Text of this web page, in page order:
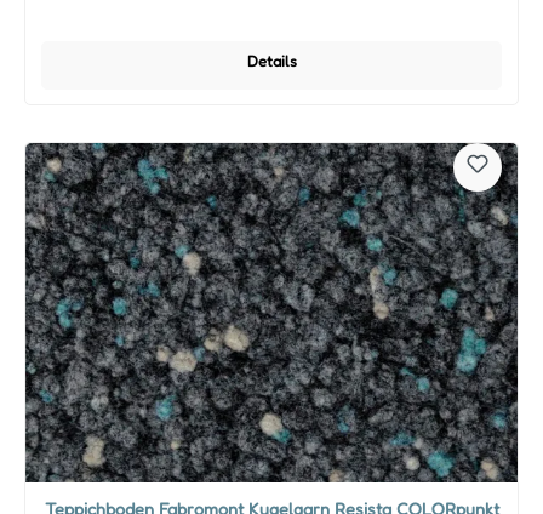
Details
Teppichboden Fabromont Kugelgarn Resista COLORpunkt